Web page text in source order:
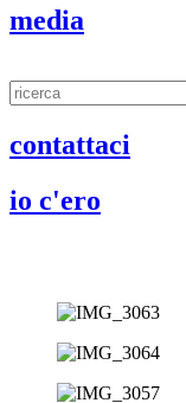
media
contattaci
io c'ero